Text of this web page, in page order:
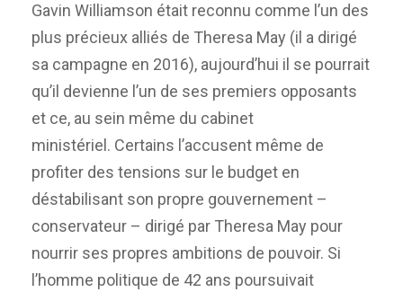
Gavin Williamson était reconnu comme l’un des
plus précieux alliés de Theresa May (il a dirigé
sa campagne en 2016), aujourd’hui il se pourrait
qu’il devienne l’un de ses premiers opposants
et ce, au sein même du cabinet
ministériel. Certains l’accusent même de
profiter des tensions sur le budget en
déstabilisant son propre gouvernement –
conservateur – dirigé par Theresa May pour
nourrir ses propres ambitions de pouvoir. Si
l’homme politique de 42 ans poursuivait